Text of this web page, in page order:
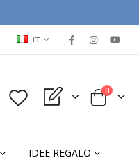
LINGUA
IT
My Quote Cart
0elementi
IDEE REGALO